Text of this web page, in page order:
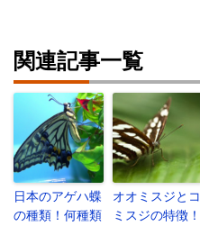
関連記事一覧
日本のアゲハ蝶
の種類！何種類
オオミスジとコ
ミスジの特徴！